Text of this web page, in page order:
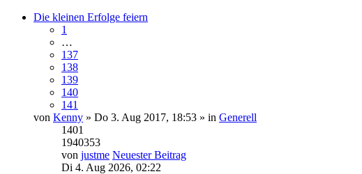
Die kleinen Erfolge feiern
1
…
137
138
139
140
141
von Kenny » Do 3. Aug 2017, 18:53 » in Generell
1401
1940353
von justme Neuester Beitrag
Di 4. Aug 2026, 02:22